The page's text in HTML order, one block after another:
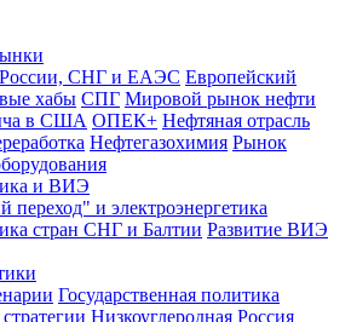
России, СНГ и ЕАЭС Европейский
хабы СПГ Мировой рынок нефти
в США ОПЕК+ Нефтяная отрасль
Нефтегазохимия Рынок
и ВИЭ
переход" и электроэнергетика
стран СНГ и Балтии Развитие ВИЭ
Государственная политика
Низкоуглеродная Россия